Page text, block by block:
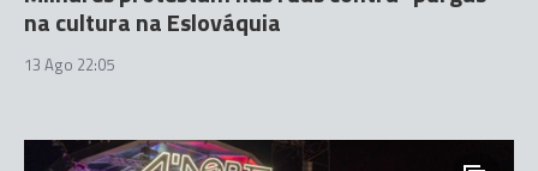
na cultura na Eslováquia
13 Ago 22:05